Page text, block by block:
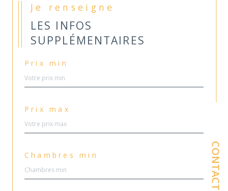
CONTACT
Je renseigne
LES INFOS
SUPPLÉMENTAIRES
Prix min
Prix max
Chambres min